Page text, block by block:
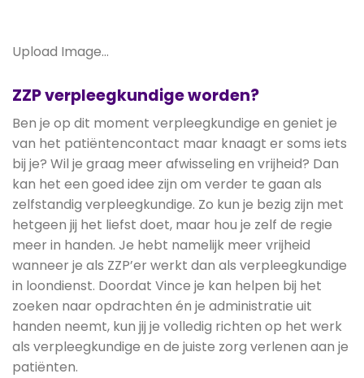
Upload Image...
ZZP verpleegkundige worden?
Ben je op dit moment verpleegkundige en geniet je
van het patiëntencontact maar knaagt er soms iets
bij je? Wil je graag meer afwisseling en vrijheid? Dan
kan het een goed idee zijn om verder te gaan als
zelfstandig verpleegkundige. Zo kun je bezig zijn met
hetgeen jij het liefst doet, maar hou je zelf de regie
meer in handen. Je hebt namelijk meer vrijheid
wanneer je als ZZP’er werkt dan als verpleegkundige
in loondienst. Doordat Vince je kan helpen bij het
zoeken naar opdrachten én je administratie uit
handen neemt, kun jij je volledig richten op het werk
als verpleegkundige en de juiste zorg verlenen aan je
patiënten.